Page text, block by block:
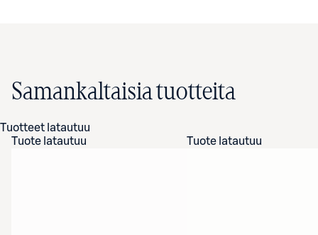
Samankaltaisia tuotteita
Tuotteet latautuu
Tuote latautuu
Tuote latautuu